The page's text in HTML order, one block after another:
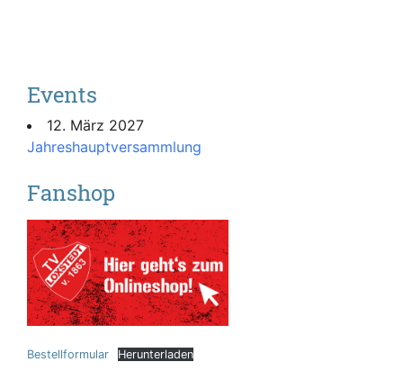
Events
12. März 2027
Jahreshauptversammlung
Fanshop
Bestellformular Herunterladen